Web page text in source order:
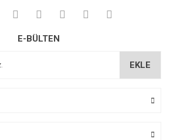
E-BÜLTEN
EKLE